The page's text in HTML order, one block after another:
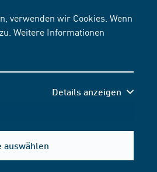
verwenden wir Cookies. Wenn
Weitere Informationen
Details anzeigen
auswählen